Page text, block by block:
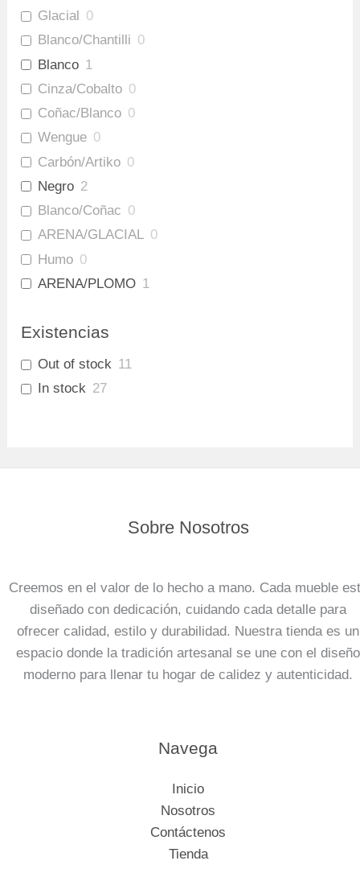
Glacial 0
Blanco/Chantilli 0
Blanco 1
Cinza/Cobalto 0
Coñac/Blanco 0
Wengue 0
Carbón/Artiko 0
Negro 2
Blanco/Coñac 0
ARENA/GLACIAL 0
Humo 0
ARENA/PLOMO 1
Existencias
Out of stock 11
In stock 27
Sobre Nosotros
Creemos en el valor de lo hecho a mano. Cada mueble
diseñado con dedicación, cuidando cada detalle para
ofrecer calidad, estilo y durabilidad. Nuestra tienda es un
espacio donde la tradición artesanal se une con el diseño
moderno para llenar tu hogar de calidez y autenticidad.
Navega
Inicio
Nosotros
Contáctenos
Tienda